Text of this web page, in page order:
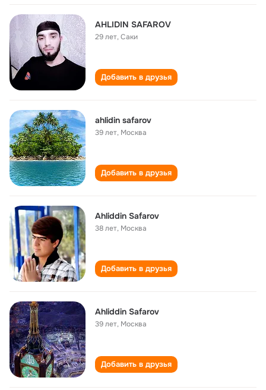
AHLIDIN SAFAROV
29 лет,Саки
Добавить в друзья
ahlidin safarov
39 лет, Москва
Добавить в друзья
Ahliddin Safarov
38 лет, Москва
Добавить в друзья
Ahliddin Safarov
39 лет, Москва
Добавить в друзья